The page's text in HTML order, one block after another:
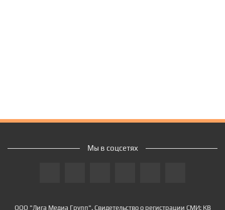
ООО "Лига Медиа Групп". Свидетельство о регистрации СМИ: КВ
Мы в соцсетях